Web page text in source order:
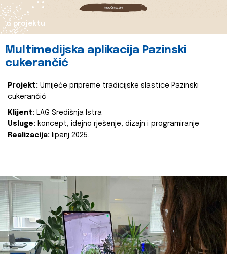
o projektu
Multimedijska aplikacija Pazinski
cukerančić
Projekt: Umijeće pripreme tradicijske slastice Pazinski
cukerančić
Klijent: LAG Središnja Istra
Usluge: koncept, idejno rješenje, dizajn i programiranje
Realizacija: lipanj 2025.